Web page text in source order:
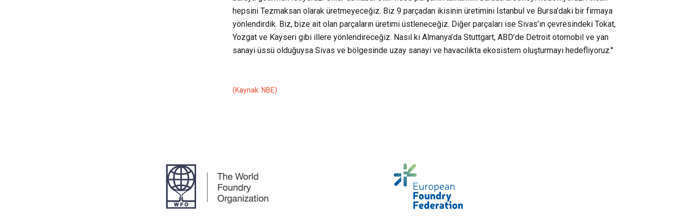
hepsini Tezmaksan olarak üretmeyeceğiz. Biz 9 parçadan ikisinin üretimini İstanbul ve Bursa’daki bir firmaya
yönlendirdik. Biz, bize ait olan parçaların üretimi üstleneceğiz. Diğer parçaları ise Sivas’ın çevresindeki Tokat,
Yozgat ve Kayseri gibi illere yönlendireceğiz. Nasıl ki Almanya’da Stuttgart, ABD’de Detroit otomobil ve yan
sanayi üssü olduğuysa Sivas ve bölgesinde uzay sanayi ve havacılıkta ekosistem oluşturmayı hedefliyoruz.''
(Kaynak: NBE)